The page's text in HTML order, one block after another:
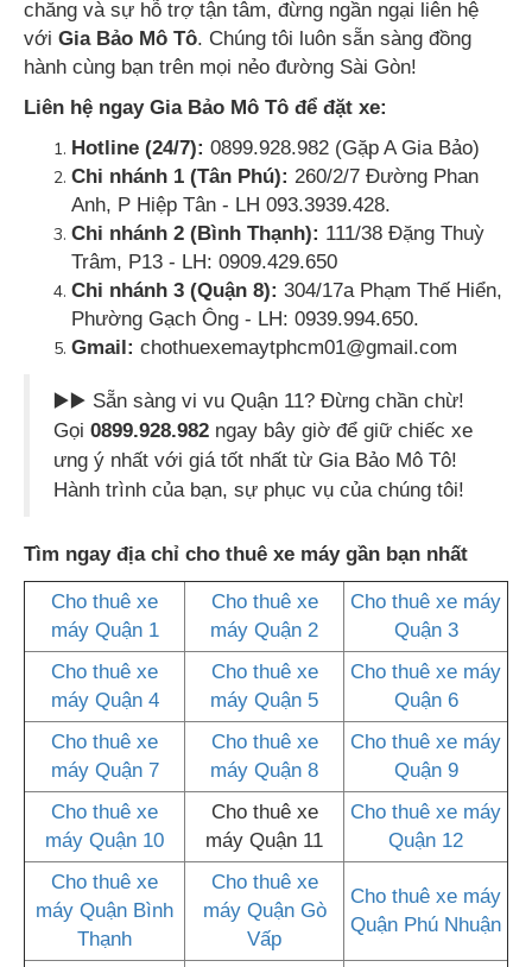
chăng và sự hỗ trợ tận tâm, đừng ngần ngại liên hệ
với Gia Bảo Mô Tô. Chúng tôi luôn sẵn sàng đồng
hành cùng bạn trên mọi nẻo đường Sài Gòn!
Liên hệ ngay Gia Bảo Mô Tô để đặt xe:
Hotline (24/7): 0899.928.982 (Gặp A Gia Bảo)
Chi nhánh 1 (Tân Phú): 260/2/7 Đường Phan
Anh, P Hiệp Tân - LH 093.3939.428.
Chi nhánh 2 (Bình Thạnh): 111/38 Đặng Thuỳ
Trâm, P13 - LH: 0909.429.650
Chi nhánh 3 (Quận 8): 304/17a Phạm Thế Hiển,
Phường Gạch Ông - LH: 0939.994.650.
Gmail: chothuexemaytphcm01@gmail.com
▶️▶️ Sẵn sàng vi vu Quận 11? Đừng chần chừ!
Gọi 0899.928.982 ngay bây giờ để giữ chiếc xe
ưng ý nhất với giá tốt nhất từ Gia Bảo Mô Tô!
Hành trình của bạn, sự phục vụ của chúng tôi!
Tìm ngay địa chỉ cho thuê xe máy gần bạn nhất
Cho thuê xe
máy Quận 1
Cho thuê xe
máy Quận 2
Cho thuê xe máy
Quận 3
Cho thuê xe
máy Quận 4
Cho thuê xe
máy Quận 5
Cho thuê xe máy
Quận 6
Cho thuê xe
máy Quận 7
Cho thuê xe
máy Quận 8
Cho thuê xe máy
Quận 9
Cho thuê xe
máy Quận 10
Cho thuê xe
máy Quận 11
Cho thuê xe máy
Quận 12
Cho thuê xe
máy Quận Bình
Thạnh
Cho thuê xe
máy Quận Gò
Vấp
Cho thuê xe máy
Quận Phú Nhuận